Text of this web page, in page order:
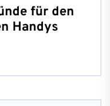
für den
Handys